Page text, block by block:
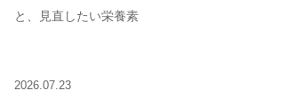
と、見直したい栄養素
2026.07.23